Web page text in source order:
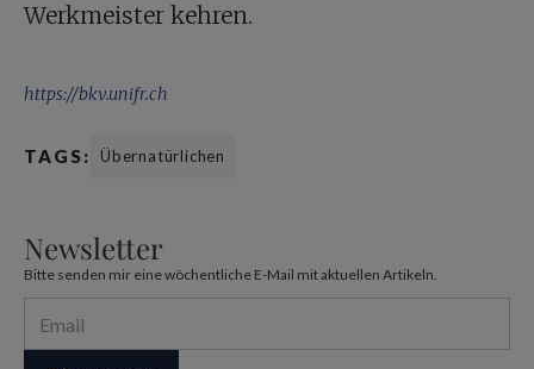
Werkmeister kehren.
https://bkv.unifr.ch
TAGS: Übernatürlichen
Newsletter
Bitte senden mir eine wöchentliche E-Mail mit aktuellen Artikeln.